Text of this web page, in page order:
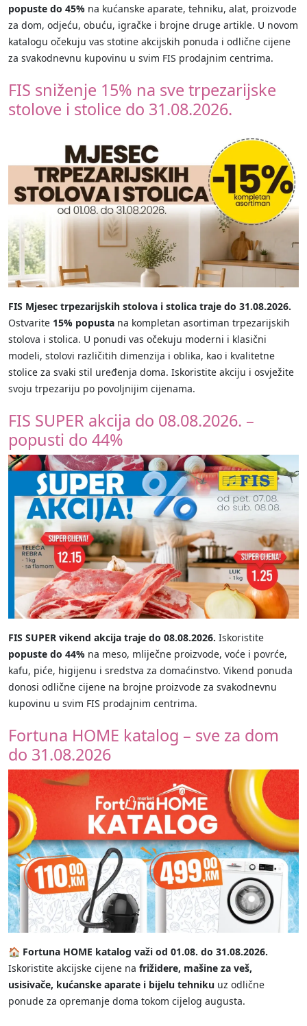
popuste do 45% na kućanske aparate, tehniku, alat, proizvode
za dom, odjeću, obuću, igračke i brojne druge artikle. U novom
katalogu očekuju vas stotine akcijskih ponuda i odlične cijene
za svakodnevnu kupovinu u svim FIS prodajnim centrima.
FIS sniženje 15% na sve trpezarijske
stolove i stolice do 31.08.2026.
FIS Mjesec trpezarijskih stolova i stolica traje do 31.08.2026.
Ostvarite 15% popusta na kompletan asortiman trpezarijskih
stolova i stolica. U ponudi vas očekuju moderni i klasični
modeli, stolovi različitih dimenzija i oblika, kao i kvalitetne
stolice za svaki stil uređenja doma. Iskoristite akciju i osvježite
svoju trpezariju po povoljnijim cijenama.
FIS SUPER akcija do 08.08.2026. –
popusti do 44%
FIS SUPER vikend akcija traje do 08.08.2026. Iskoristite
popuste do 44% na meso, mliječne proizvode, voće i povrće,
kafu, piće, higijenu i sredstva za domaćinstvo. Vikend ponuda
donosi odlične cijene na brojne proizvode za svakodnevnu
kupovinu u svim FIS prodajnim centrima.
Fortuna HOME katalog – sve za dom
do 31.08.2026
🏠 Fortuna HOME katalog važi od 01.08. do 31.08.2026.
Iskoristite akcijske cijene na frižidere, mašine za veš,
usisivače, kućanske aparate i bijelu tehniku uz odlične
ponude za opremanje doma tokom cijelog augusta.